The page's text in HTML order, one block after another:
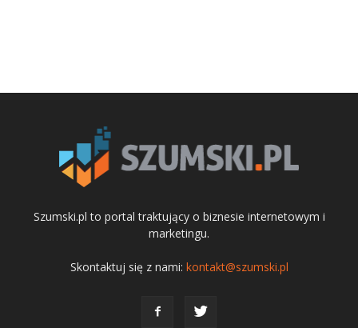
Szumski.pl to portal traktujący o biznesie internetowym i
marketingu.
Skontaktuj się z nami: kontakt@szumski.pl